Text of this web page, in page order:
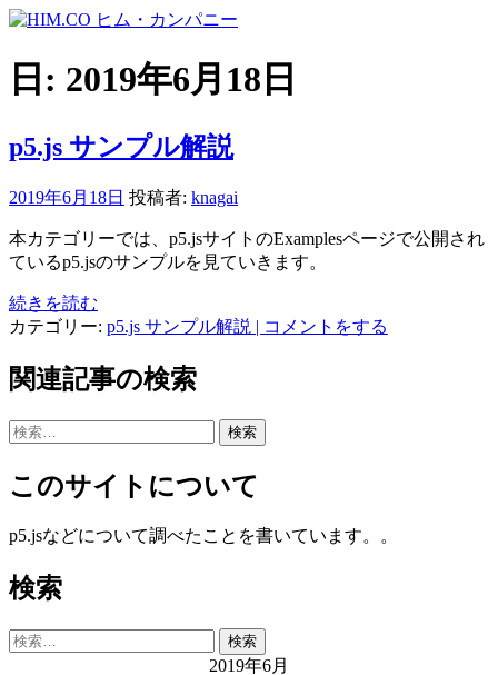
コ
テ
ン
へ
ス
ッ
プ
日: 2019年6月18日
p5.js サンプル解説
2019年6月18日 投稿者: knagai
本カテゴリーでは、p5.jsサイトのExamplesページで公開され
ているp5.jsのサンプルを見ていきます。
続きを読む
カテゴリー: p5.js サンプル解説 | コメントをする
関連記事の検索
検
このサイトについて
p5.jsなどについて調べたことを書いています。。
検索
検
2019年6月